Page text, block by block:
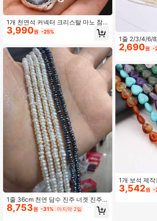
1개 천연석 커넥터 크리스탈 마노 참
스톤 주얼리 제작 DIY 목걸이 팔찌 수
공예 액세서리
3,990원 -25%
1줄 36cm 천연 담수 진주 너겟 진주
비즈 주얼리 제작 DIY 여성 남성 목걸
이 팔찌 수공예 액세서리
8,753원 -31% 마지막 2일
1줄 2/3/4/6/
라운드 비즈
성 목걸이 팔
2,690원 -
1개 보석 제
보석 비즈
3,542원 -